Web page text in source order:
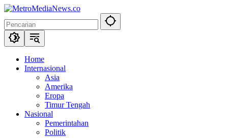
Langsung
konten
Home
Internasional
Asia
Amerika
Eropa
Timur Tengah
Nasional
Pemerintahan
Politik